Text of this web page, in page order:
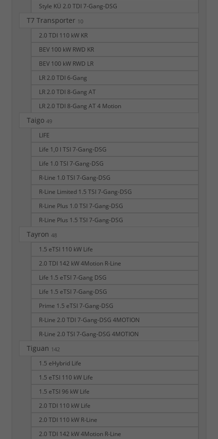
Style KÜ 2.0 TDI 7-Gang-DSG
T7 Transporter 10
2.0 TDI 110 kW KR
BEV 100 kW RWD KR
BEV 100 kW RWD LR
LR 2.0 TDI 6-Gang
LR 2.0 TDI 8-Gang AT
LR 2.0 TDI 8-Gang AT 4 Motion
Taigo 49
LIFE
Life 1,0 l TSI 7-Gang-DSG
Life 1.0 TSI 7-Gang-DSG
R-Line 1.0 TSI 7-Gang-DSG
R-Line Limited 1.5 TSI 7-Gang-DSG
R-Line Plus 1.0 TSI 7-Gang-DSG
R-Line Plus 1.5 TSI 7-Gang-DSG
Tayron 48
1.5 eTSI 110 kW Life
2.0 TDI 142 kW 4Motion R-Line
Life 1.5 eTSI 7-Gang DSG
Life 1.5 eTSI 7-Gang-DSG
Prime 1.5 eTSI 7-Gang-DSG
R-Line 2.0 TDI 7-Gang-DSG 4MOTION
R-Line 2.0 TSI 7-Gang-DSG 4MOTION
Tiguan 142
1.5 eHybrid Life
1.5 eTSI 110 kW Life
1.5 eTSI 96 kW Life
2.0 TDI 110 kW Life
2.0 TDI 110 kW R-Line
2.0 TDI 142 kW 4Motion R-Line